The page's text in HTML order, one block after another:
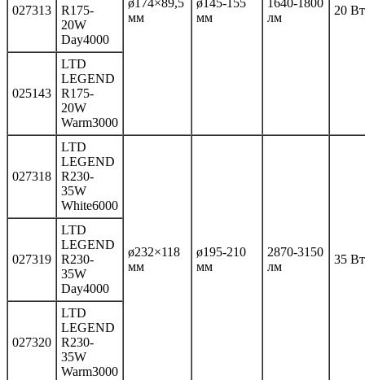
ø174×89,5
мм
ø145-155
мм
1640-1800
лм
20 Вт
027313
R175-
20W
Day4000
025143
LTD
LEGEND
R175-
20W
Warm3000
027318
LTD
LEGEND
R230-
35W
White6000
ø232×118
мм
ø195-210
мм
2870-3150
лм
35 Вт
027319
LTD
LEGEND
R230-
35W
Day4000
027320
LTD
LEGEND
R230-
35W
Warm3000